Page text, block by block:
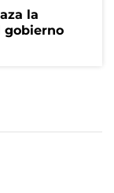
la
gobierno